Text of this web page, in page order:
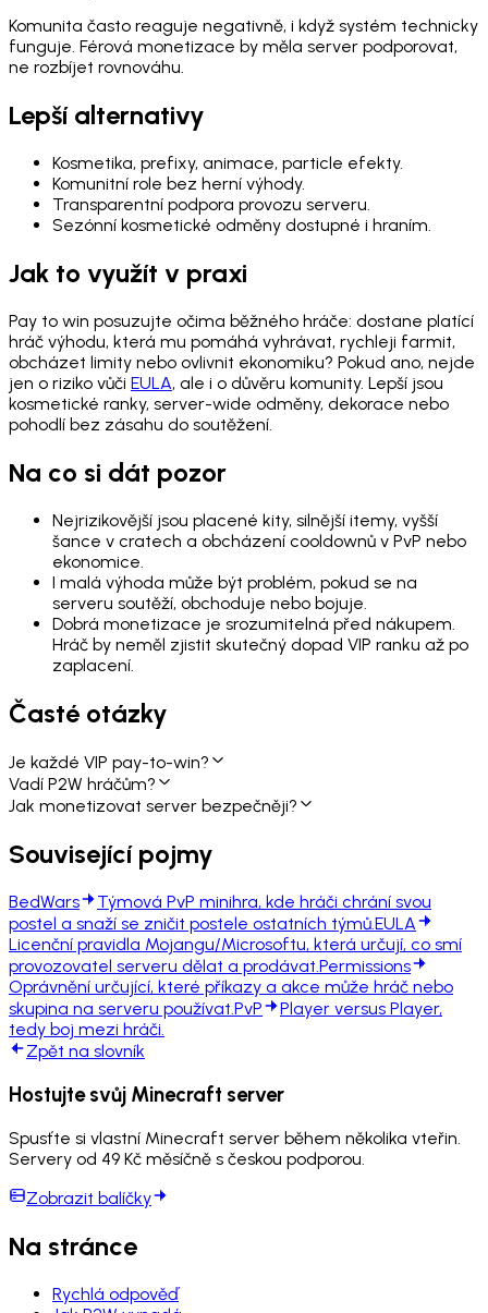
Komunita často reaguje negativně, i když systém technicky
funguje. Férová monetizace by měla server podporovat,
ne rozbíjet rovnováhu.
Lepší alternativy
Kosmetika, prefixy, animace, particle efekty.
Komunitní role bez herní výhody.
Transparentní podpora provozu serveru.
Sezónní kosmetické odměny dostupné i hraním.
Jak to využít v praxi
Pay to win posuzujte očima běžného hráče: dostane platící
hráč výhodu, která mu pomáhá vyhrávat, rychleji farmit,
obcházet limity nebo ovlivnit ekonomiku? Pokud ano, nejde
jen o riziko vůči EULA, ale i o důvěru komunity. Lepší jsou
kosmetické ranky, server-wide odměny, dekorace nebo
pohodlí bez zásahu do soutěžení.
Na co si dát pozor
Nejrizikovější jsou placené kity, silnější itemy, vyšší
šance v cratech a obcházení cooldownů v PvP nebo
ekonomice.
I malá výhoda může být problém, pokud se na
serveru soutěží, obchoduje nebo bojuje.
Dobrá monetizace je srozumitelná před nákupem.
Hráč by neměl zjistit skutečný dopad VIP ranku až po
zaplacení.
Časté otázky
Je každé VIP pay-to-win?
Vadí P2W hráčům?
Jak monetizovat server bezpečněji?
Související pojmy
BedWars
Týmová PvP minihra, kde hráči chrání svou
postel a snaží se zničit postele ostatních týmů.EULA
Licenční pravidla Mojangu/Microsoftu, která určují, co smí
provozovatel serveru dělat a prodávat.Permissions
Oprávnění určující, které příkazy a akce může hráč nebo
skupina na serveru používat.PvP
Player versus Player,
tedy boj mezi hráči.
Zpět na slovník
Hostujte svůj Minecraft server
Spusťte si vlastní Minecraft server během několika vteřin.
Servery od 49 Kč měsíčně s českou podporou.
Zobrazit balíčky
Na stránce
Rychlá odpověď